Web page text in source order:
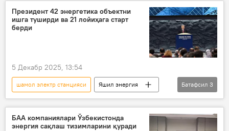
электр энергияси
қуёш электрстанцияси
Президент 42 энергетика объектни
ишга туширди ва 21 лойиҳага старт
берди
5 Декабр 2025, 13:54
шамол электр станцияси
Яшил энергия
Ўзбекистон
қуёш электрстанцияси
электр энергияси
Батафсил 3
БАА компаниялари Ўзбекистонда
энергия сақлаш тизимларини қуради